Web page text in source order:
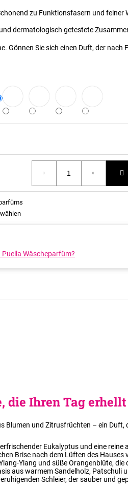
zu Funktionsfasern und feiner
dermatologisch getestete
Gönnen Sie sich einen Duft, der nach
Wäscheparfüm?
die Ihren Tag erhellt
Blumen und Zitrusfrüchten – ein Duft,
Eukalyptus und eine reine
Brise nach dem Lüften des Hauses
Ylang und süße Orangenblüte, die
aus warmem Sandelholz, Patschuli
Schleier, der sauber und